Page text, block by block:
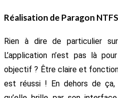
Réalisation de Paragon
Rien à dire de particulier
L’application n’est pas là
objectif ? Être claire et
est réussi ! En dehors de